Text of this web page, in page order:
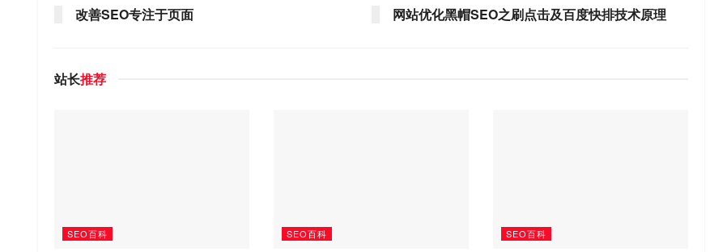
改善SEO专注于页面 网站优化黑帽SEO之刷点击及百度快排技术原理
站长推荐
SEO百科 SEO百科 SEO百科